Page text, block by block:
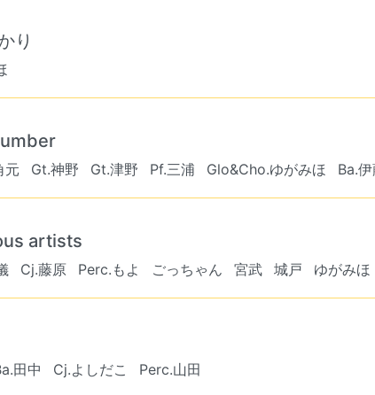
り
元 Gt.神野 Gt.津野 Pf.三浦 Glo&Cho.ゆがみほ Ba.
artists
Cj.藤原 Perc.もよ ごっちゃん 宮武 城戸 ゆがみほ
田中 Cj.よしだこ Perc.山田